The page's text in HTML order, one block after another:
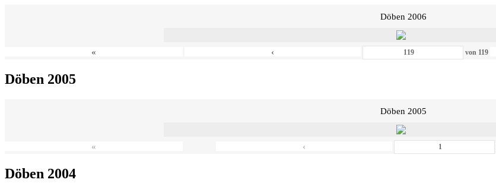
Döben 2006
« ‹ von 119
Döben 2005
Döben 2005
« ‹
Döben 2004